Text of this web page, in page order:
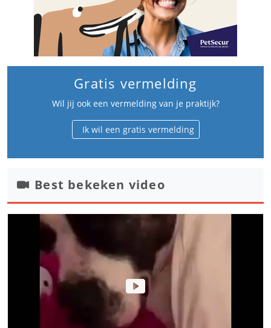
Gratis vermelding
Wil jij ook een vermelding van je praktijk?
Ik wil een gratis vermelding
Best bekeken video